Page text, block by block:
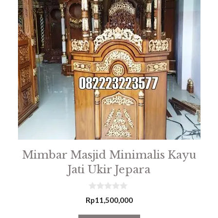
Mimbar Masjid Minimalis Kayu
Jati Ukir Jepara
0
o
Rp11,500,000